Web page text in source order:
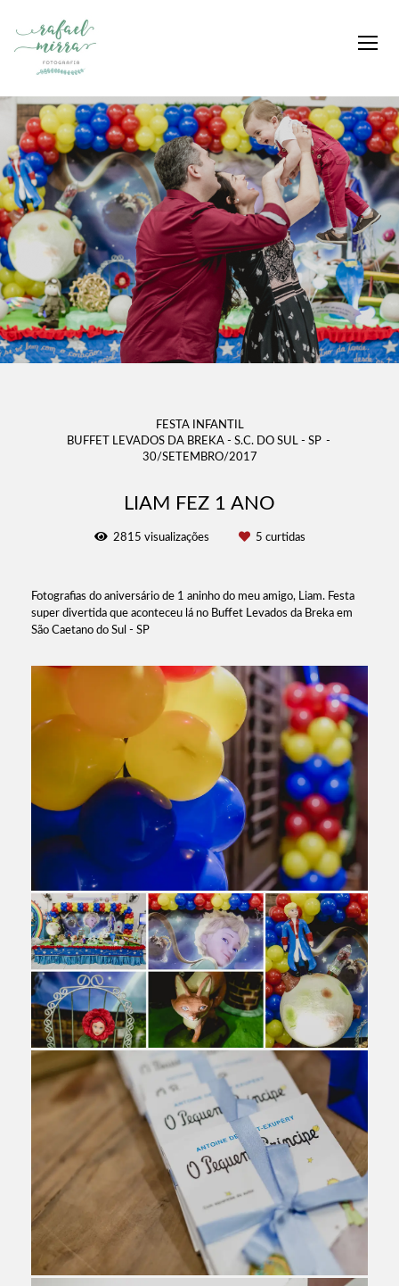
FESTA INFANTIL
BUFFET LEVADOS DA BREKA - S.C. DO SUL - SP
30/SETEMBRO/2017
LIAM FEZ 1 ANO
2815 visualizações 5 curtidas
Fotografias do aniversário de 1 aninho do meu amigo, Liam. Festa
super divertida que aconteceu lá no Buffet Levados da Breka em
São Caetano do Sul - SP